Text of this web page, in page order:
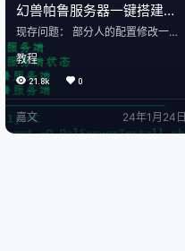
幻兽帕鲁服务器一键搭建脚
本
现存问题： 部分人的配置修改一直
不成功，目前可以暂时通过先导出
存档再导入存档的方式进行修改配
置。暂时还无法定位bug出在哪里。
有了解的小伙伴也可以和我说。作
为参考。 幻兽帕鲁交流群：156131
989 。群内有群友专享的公益服 📝
更新日志： 2024.01.26 🔄 优化了
教程
21.8k 0
嘉文 24年1月24日